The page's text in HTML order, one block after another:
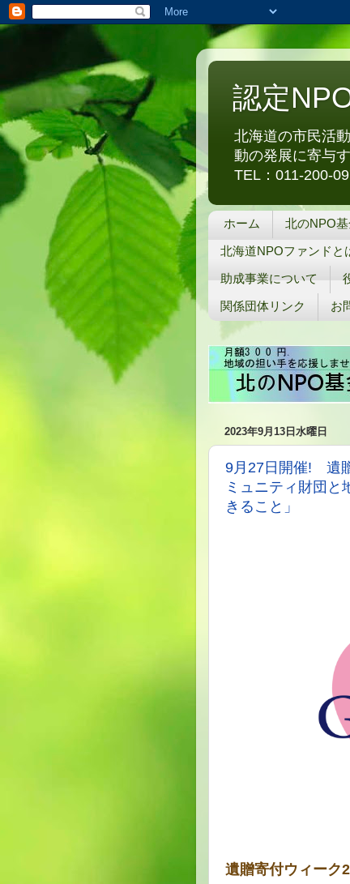
認定
北海道の市民活
動の発展に寄与
TEL：011-200-
ホーム 北のNPO基
北海道NPOファンドと
助成事業について
関係団体リンク
お
2023年9月13日水曜日
9月27日開催! 遺
ミュニティ財団と
きること」
遺贈寄付ウィーク